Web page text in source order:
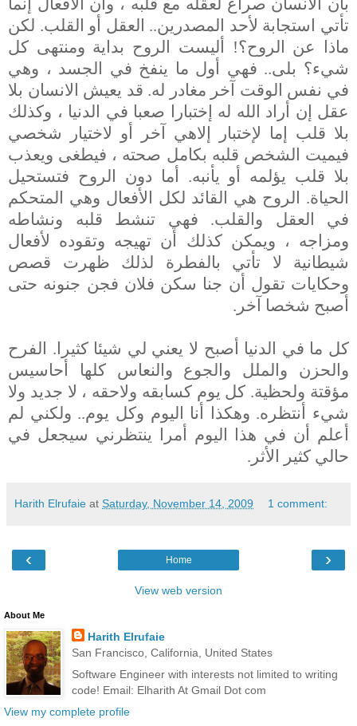
تأتي استجابة لأحد المصدرين.. العقل أو القلب. لكن
ماذا عن الروح؟! أليست الروح بداية ومنتهى كل
شيء؟ بلى.. فهي أول ما ينفخ في الجسد ، وهي
في نفس الوقت آخر مغادر له. قد يعيش الانسان بلا
عقل
إن أراد الله له إختبارا صعبا في الدنيا ، وكذلك
بلا قلب إما لإختبار إلاهي آخر أو لاختيار شخصي
فيميت الشخص قلبه بكامل صحته ، فيطغى ويعذب
بلا قلب يؤلمه أو يأنبه. أما دون الروح فتستحيل
الحياة. الروح هي القائد لكل الأفعال وهي المتحكم
في العقل والقلب. فهي تنشط قلبه ونشاطه
ومزاجه ، ويمكن كذلك أن تهيجه وتقوده لأفعال
شيطانية لا تأتي بالفطرة لذلك ظهرت قصص
وحكايات تقول أن جنا سكن فلان فجن جنونه حتى
أصبح شخصا آخر.
كل ما في الدنيا أصبح لا يعني لي شيئا كثيرا. الفرح
والحزن والملل والجوع والنعاس كلها أحاسيس
مؤقتة ولحظية. كل يوم كسابقه ولاحقه ، لا جديد ولا
شيء أنتظره. وهكذا أنا اليوم وكل يوم.. ولكني لم
أعلم أن في هذا اليوم أمرا ينتظرني سيجعل في
حالي كثير الأثر.
Harith Elrufaie at Saturday, November 14, 2009 1 comment:
‹ ›
Home
View web version
About Me
Harith Elrufaie
San Francisco, California, United States
Software Engineer with interests not limited to writing
code! Email: Elharith At Gmail Dot com
View my complete profile